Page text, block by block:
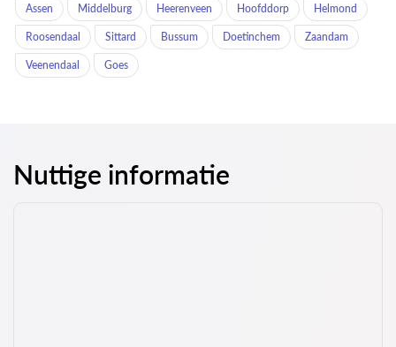
Assen Middelburg Heerenveen Hoofddorp Helmond
Roosendaal Sittard Bussum Doetinchem Zaandam
Veenendaal Goes
Nuttige informatie